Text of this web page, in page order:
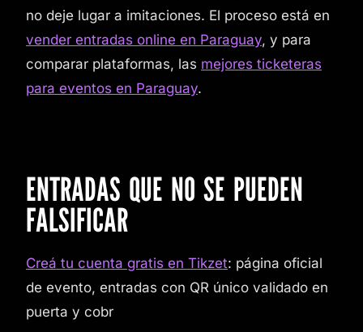
no deje lugar a imitaciones. El proceso está en
vender entradas online en Paraguay, y para
comparar plataformas, las mejores ticketeras
para eventos en Paraguay.
ENTRADAS QUE NO SE PUEDEN
FALSIFICAR
Creá tu cuenta gratis en Tikzet: página oficial
de evento, entradas con QR único validado en
puerta y cobr